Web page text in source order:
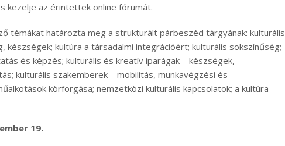
kezelje az érintettek online fórumát.
témákat határozta meg a strukturált párbeszéd tárgyának: kulturális
készségek; kultúra a társadalmi integrációért; kulturális sokszínűség;
és képzés; kulturális és kreatív iparágak – készségek,
kulturális szakemberek – mobilitás, munkavégzési és
körforgása; nemzetközi kulturális kapcsolatok; a kultúra
19.